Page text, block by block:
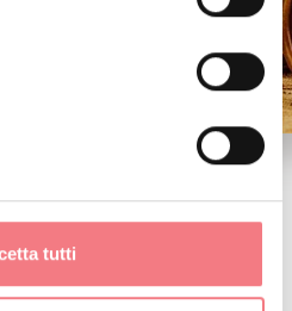
tutti
e locali